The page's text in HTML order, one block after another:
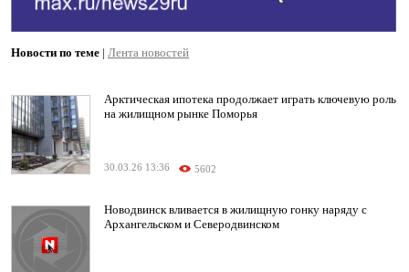
Новости по теме | Лента новостей
Арктическая ипотека продолжает играть ключевую роль
на жилищном рынке Поморья
30.03.26 13:36 5602
Новодвинск вливается в жилищную гонку наряду с
Архангельском и Северодвинском